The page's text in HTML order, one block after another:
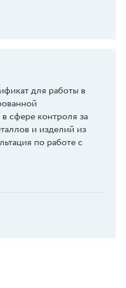
для работы в
сфере контроля за
и изделий из
по работе с